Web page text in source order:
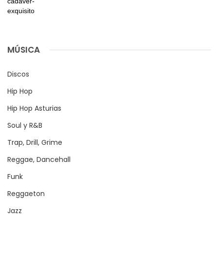
MÚSICA
Discos
Hip Hop
Hip Hop Asturias
Soul y R&B
Trap, Drill, Grime
Reggae, Dancehall
Funk
Reggaeton
Jazz